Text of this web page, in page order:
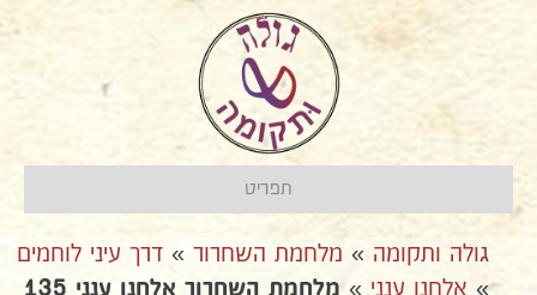
תפריט
גולה ותקומה » מלחמת השחרור » דרך עיני לוחמים
» אלחנן ענני »